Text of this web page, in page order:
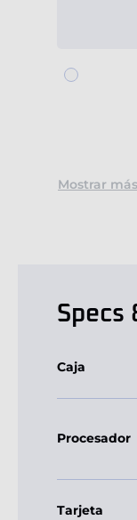
Mostrar más
Specs
Caja
Procesador
Tarjeta